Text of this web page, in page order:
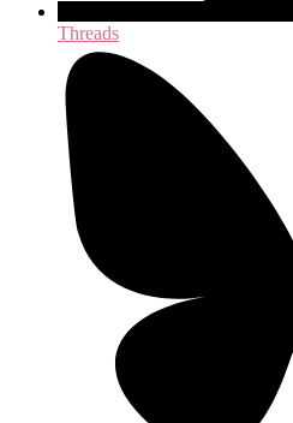
Threads